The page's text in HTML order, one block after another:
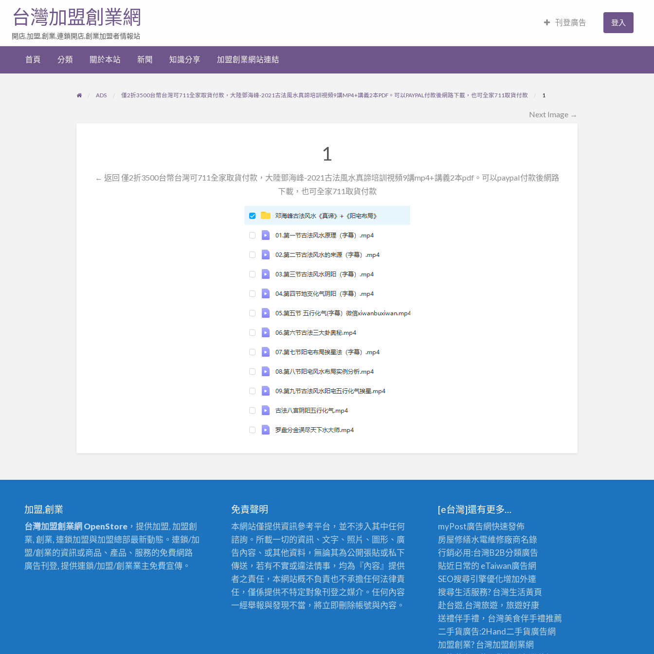
加
業
台灣加盟創業網
開店,加盟,創業,連鎖開店,創業加盟者情報站
刊登廣告 登入
首頁 分類 關於本站 新聞 知識分享 加盟創業網站連結
ADS 僅2折3500台幣台灣可711全家取貨付款，大陸鄧海峰-2021古法風水真諦培訓視頻9講MP4+講義2本PDF。可以PAYPAL付款後網路下載，也可全家711取貨付款 1
Next Image →
1
← 返回 僅2折3500台幣台灣可711全家取貨付款，大陸鄧海峰-2021古法風水真諦培訓視頻9講mp4+講義2本pdf。可以paypal付款後網路
下載，也可全家711取貨付款
加盟,創業
台灣加盟創業網 OpenStore ，提供加盟, 加盟創
業, 創業, 連鎖加盟與加盟總部最新動態。連鎖/加
盟/創業的資訊或商品、產品、服務的免費網路
廣告刊登, 提供連鎖/加盟/創業業主免費宣傳。
免責聲明
本網站僅提供資訊參考平台，並不涉入其中任何
諮詢。所載一切的資訊、文字、照片、圖形、廣
告內容、或其他資料，無論其為公開張貼或私下
傳送，若有不實或違法情事，均為『內容』提供
者之責任，本網站概不負責也不承擔任何法律責
任，僅係提供不特定對象刊登之媒介。任何內容
一經舉報與發現不當，將立即刪除帳號與內容。
[e台灣]還有更多…
myPost廣告網快速發佈
房屋修繕水電維修廠商名錄
行銷必用:台灣B2B分類廣告
貼近日常的 eTaiwan廣告網
SEO搜尋引擎優化增加外連
搜尋生活服務? 台灣生活黃頁
赴台遊,台灣旅遊 ，旅遊好康
送禮伴手禮，台灣美食伴手禮推薦
二手貨廣告:2Hand二手貨廣告網
加盟創業? 台灣加盟創業網